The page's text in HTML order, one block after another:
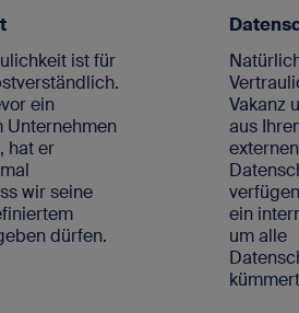
ist für
ein
Unternehmen
hat er
wir seine
dürfen.
Vakanz
aus
externen
ein
um alle